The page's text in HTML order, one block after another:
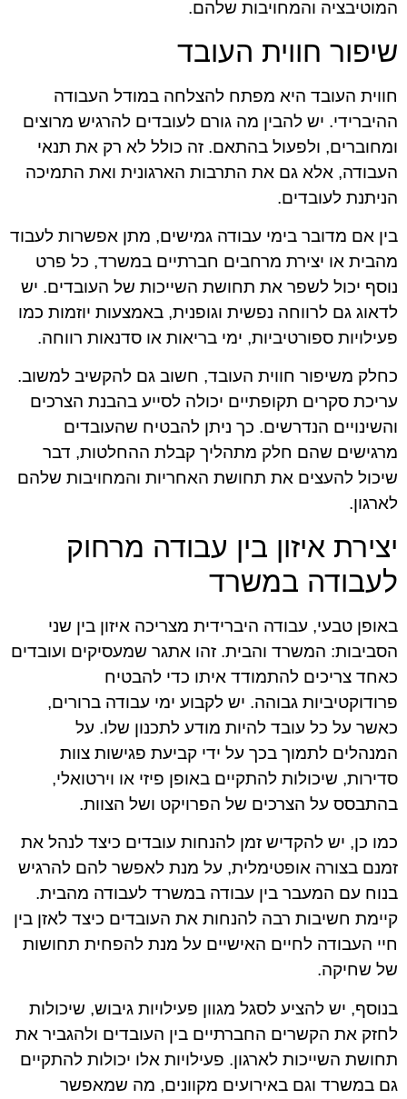
המוטיבציה והמחויבות שלהם.
שיפור חווית העובד
חווית העובד היא מפתח להצלחה במודל העבודה
ההיברידי. יש להבין מה גורם לעובדים להרגיש מרוצים
ומחוברים, ולפעול בהתאם. זה כולל לא רק את תנאי
העבודה, אלא גם את התרבות הארגונית ואת התמיכה
הניתנת לעובדים.
בין אם מדובר בימי עבודה גמישים, מתן אפשרות לעבוד
מהבית או יצירת מרחבים חברתיים במשרד, כל פרט
נוסף יכול לשפר את תחושת השייכות של העובדים. יש
לדאוג גם לרווחה נפשית וגופנית, באמצעות יוזמות כמו
פעילויות ספורטיביות, ימי בריאות או סדנאות רווחה.
כחלק משיפור חווית העובד, חשוב גם להקשיב למשוב.
עריכת סקרים תקופתיים יכולה לסייע בהבנת הצרכים
והשינויים הנדרשים. כך ניתן להבטיח שהעובדים
מרגישים שהם חלק מתהליך קבלת ההחלטות, דבר
שיכול להעצים את תחושת האחריות והמחויבות שלהם
לארגון.
יצירת איזון בין עבודה מרחוק
לעבודה במשרד
באופן טבעי, עבודה היברידית מצריכה איזון בין שני
הסביבות: המשרד והבית. זהו אתגר שמעסיקים ועובדים
כאחד צריכים להתמודד איתו כדי להבטיח
פרודוקטיביות גבוהה. יש לקבוע ימי עבודה ברורים,
כאשר על כל עובד להיות מודע לתכנון שלו. על
המנהלים לתמוך בכך על ידי קביעת פגישות צוות
סדירות, שיכולות להתקיים באופן פיזי או וירטואלי,
בהתבסס על הצרכים של הפרויקט ושל הצוות.
כמו כן, יש להקדיש זמן להנחות עובדים כיצד לנהל את
זמנם בצורה אופטימלית, על מנת לאפשר להם להרגיש
בנוח עם המעבר בין עבודה במשרד לעבודה מהבית.
קיימת חשיבות רבה להנחות את העובדים כיצד לאזן בין
חיי העבודה לחיים האישיים על מנת להפחית תחושות
של שחיקה.
בנוסף, יש להציע לסגל מגוון פעילויות גיבוש, שיכולות
לחזק את הקשרים החברתיים בין העובדים ולהגביר את
תחושת השייכות לארגון. פעילויות אלו יכולות להתקיים
גם במשרד וגם באירועים מקוונים, מה שמאפשר